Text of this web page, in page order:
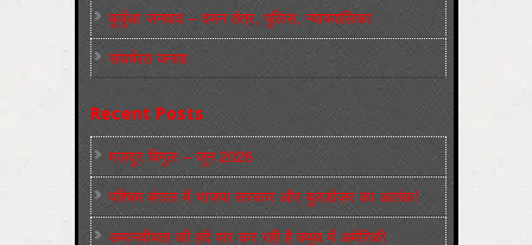
बुर्जुआ जनवाद – दमन तंत्र, पुलिस, न्‍यायपालिका
संघर्षरत जनता
Recent Posts
मज़दूर बिगुल – जून 2026
पश्चिम बंगाल में भाजपा सरकार और बुलडोज़र का आतंक!
अमानवीयता की हदें पार कर रही है क्यूबा में अमेरिकी